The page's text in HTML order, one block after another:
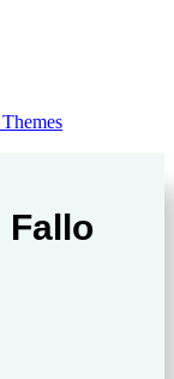
Fallo